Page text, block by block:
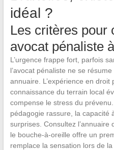
idéal ?
Les critères pour
avocat pénaliste
L’urgence frappe fort, parfois
l’avocat pénaliste ne se
annuaire. L’expérience en
connaissance du terrain local
compense le stress du
pédagogie rassure, la capacité
surprises. Consultez l’annuaire
le bouche-à-oreille offre un
remplace la sensation lors de